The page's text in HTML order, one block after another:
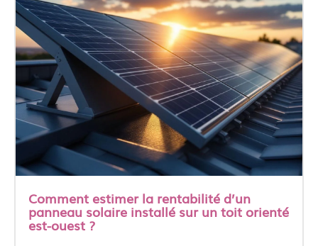
Comment estimer la rentabilité d’un
panneau solaire installé sur un toit orienté
est-ouest ?